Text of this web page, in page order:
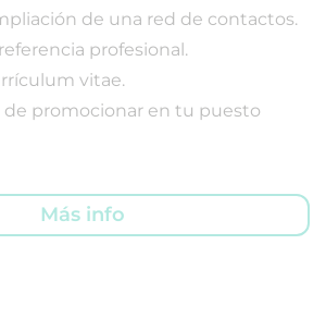
de una red de contactos.
profesional.
vitae.
de promocionar en tu puesto
Más info